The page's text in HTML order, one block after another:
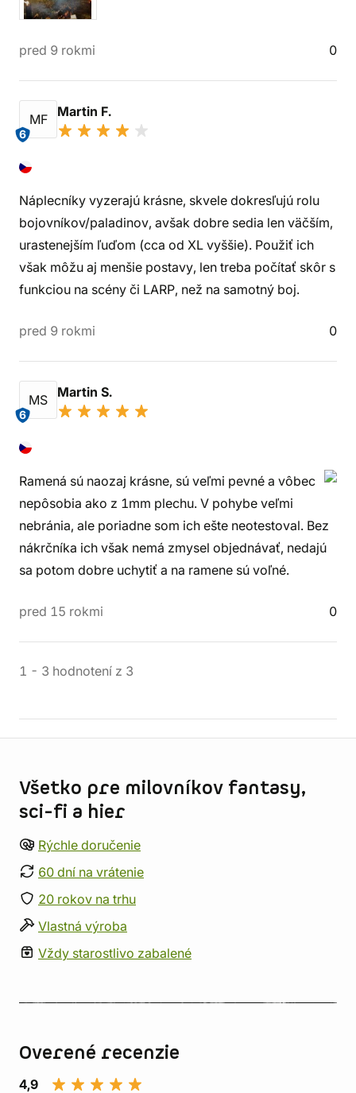
pred 9 rokmi 0
MF
6
Martin F.
Náplecníky vyzerajú krásne, skvele dokresľujú rolu
bojovníkov/paladinov, avšak dobre sedia len väčším,
urastenejším ľuďom (cca od XL vyššie). Použiť ich
však môžu aj menšie postavy, len treba počítať skôr s
funkciou na scény či LARP, než na samotný boj.
pred 9 rokmi 0
MS
6
Martin S.
Ramená sú naozaj krásne, sú veľmi pevné a vôbec
nepôsobia ako z 1mm plechu. V pohybe veľmi
nebránia, ale poriadne som ich ešte neotestoval. Bez
nákrčníka ich však nemá zmysel objednávať, nedajú
sa potom dobre uchytiť a na ramene sú voľné.
pred 15 rokmi 0
1 - 3 hodnotení z 3
Všetko pre milovníkov fantasy,
sci-fi a hier
Rýchle doručenie
60 dní na vrátenie
20 rokov na trhu
Vlastná výroba
Vždy starostlivo zabalené
Overené recenzie
4,9